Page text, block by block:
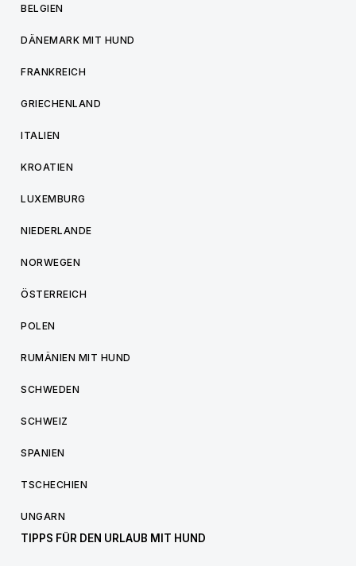
BELGIEN
DÄNEMARK MIT HUND
FRANKREICH
GRIECHENLAND
ITALIEN
KROATIEN
LUXEMBURG
NIEDERLANDE
NORWEGEN
ÖSTERREICH
POLEN
RUMÄNIEN MIT HUND
SCHWEDEN
SCHWEIZ
SPANIEN
TSCHECHIEN
UNGARN
TIPPS FÜR DEN URLAUB MIT HUND